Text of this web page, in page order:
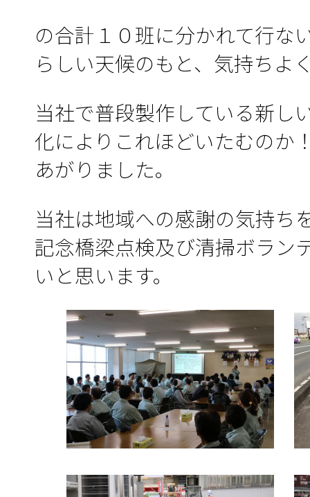
の合計１０班に分かれて行な
らしい天候のもと、気持ちよ
当社で普段製作している新し
化によりこれほどいたむのか
あがりました。
当社は地域への感謝の気持ち
記念橋梁点検及び清掃ボラン
いと思います。